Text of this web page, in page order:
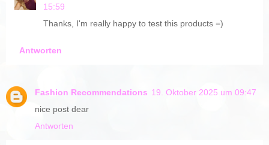
15:59
Thanks, I'm really happy to test this products =)
Antworten
Fashion Recommendations 19. Oktober 2025 um 09:47
nice post dear
Antworten